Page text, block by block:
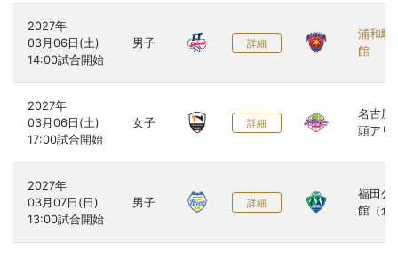
2027年
03月06日(土)
男子 詳細
浦和駒
館
2027年
03月06日(土)
女子 詳細
名古屋
頭アリ
2027年
03月07日(日)
男子 詳細
福田公
館（倉